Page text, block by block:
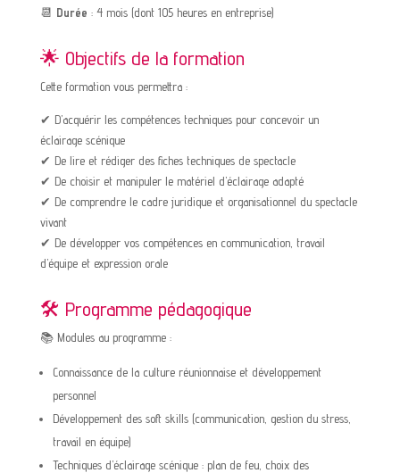
📆 Durée : 4 mois (dont 105 heures en entreprise)
🌟 Objectifs de la formation
Cette formation vous permettra :
✔ D’acquérir les compétences techniques pour concevoir un
éclairage scénique
✔ De lire et rédiger des fiches techniques de spectacle
✔ De choisir et manipuler le matériel d’éclairage adapté
✔ De comprendre le cadre juridique et organisationnel du spectacle
vivant
✔ De développer vos compétences en communication, travail
d’équipe et expression orale
🛠️ Programme pédagogique
📚 Modules au programme :
Connaissance de la culture réunionnaise et développement
personnel
Développement des soft skills (communication, gestion du stress,
travail en équipe)
Techniques d’éclairage scénique : plan de feu, choix des